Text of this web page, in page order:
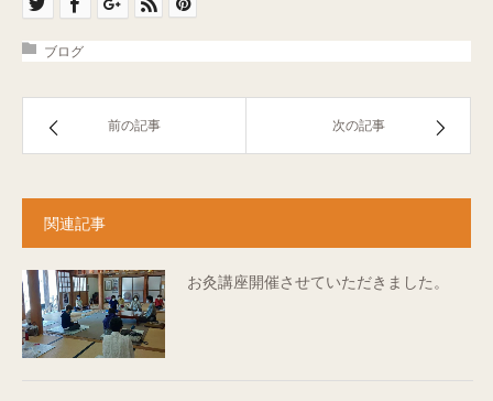
ブログ
前の記事 次の記事
関連記事
お灸講座開催させていただきました。